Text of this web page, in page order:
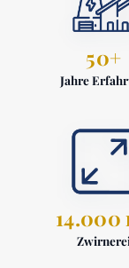
50+
Jahre
14.000